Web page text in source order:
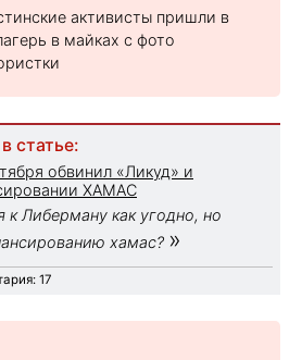
активисты пришли в
в майках с фото
статье:
обвинил «Ликуд» и
ХАМАС
Либерману как угодно, но
хамас? »
17